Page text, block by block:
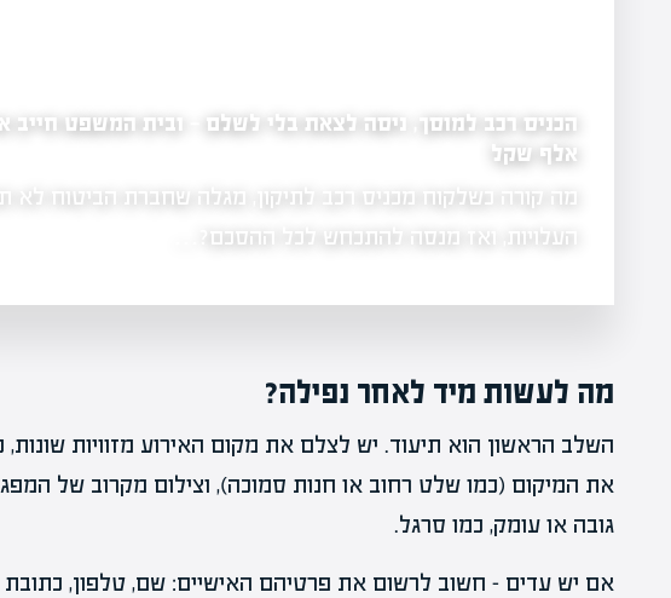
הרכב
אלף שקל
מה קורה כשלקוח מכניס רכב לתיקון, מגלה שחברת הביטוח לא
העלויות, ואז מנסה להתכחש לכל ההסכם?…
מה לעשות מיד לאחר נפילה?
השלב הראשון הוא תיעוד. יש לצלם את מקום האירוע מזוויות
את המיקום (כמו שלט רחוב או חנות סמוכה), וצילום מקרוב של
גובה או עומק, כמו סרגל.
אם יש עדים – חשוב לרשום את פרטיהם האישיים: שם, טלפון,